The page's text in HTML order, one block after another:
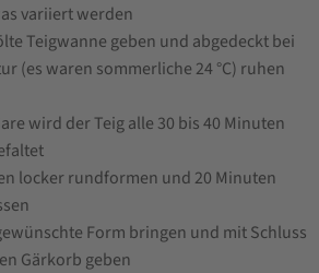
variiert werden
Teigwanne geben und abgedeckt bei
(es waren sommerliche 24 °C) ruhen
wird der Teig alle 30 bis 40 Minuten
locker rundformen und 20 Minuten
Form bringen und mit Schluss
Gärkorb geben